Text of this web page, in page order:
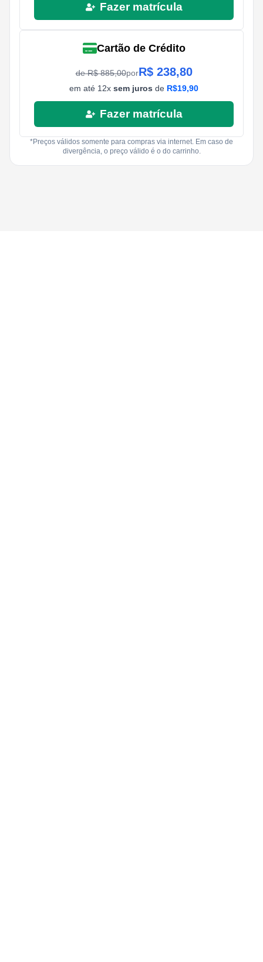
Fazer matrícula
Cartão de Crédito
de R$885,00porR$ 238,80
em até 12x sem juros de R$19,90
Fazer matrícula
*Preços válidos somente para compras via internet. Em caso de
divergência, o preço válido é o do carrinho.